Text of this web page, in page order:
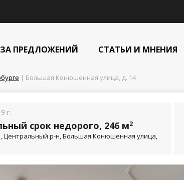
ПРЕДЛОЖЕНИЙ СТАТЬИ И МНЕНИЯ
| Большая Конюшенная улица, д. 14
г.
срок недорого, 246 м2
Центральный р-н, Большая Конюшенная улица,